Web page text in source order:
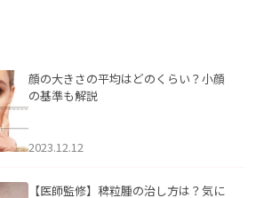
顔の大きさの平均はどのくらい？小顔
の基準も解説
2023.12.12
【医師監修】稗粒腫の治し方は？気に